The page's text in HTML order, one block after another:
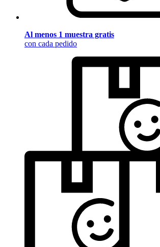
Al menos 1 muestra gratis
con cada pedido